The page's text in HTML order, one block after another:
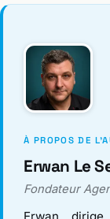
À PROPOS DE
Erwan Le
Fondateur